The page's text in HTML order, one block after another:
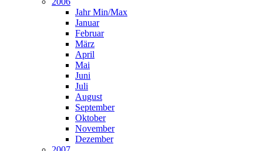
Jahr Min/Max
Januar
Februar
März
April
Mai
Juni
Juli
August
September
Oktober
November
Dezember